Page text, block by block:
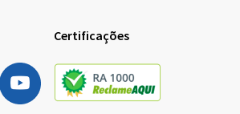
Certificações